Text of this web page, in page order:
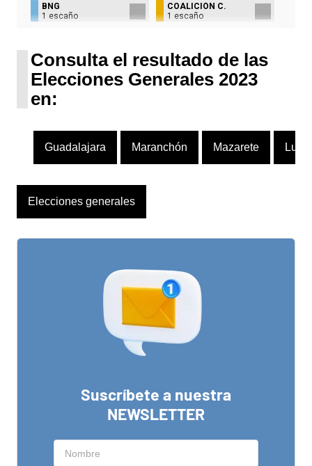
BNG
1 escaño
COALICIÓN C.
1 escaño
Consulta el resultado de las
Elecciones Generales 2023
en:
Guadalajara Maranchón Mazarete
Elecciones generales
Suscríbete a nuestra
NEWSLETTER